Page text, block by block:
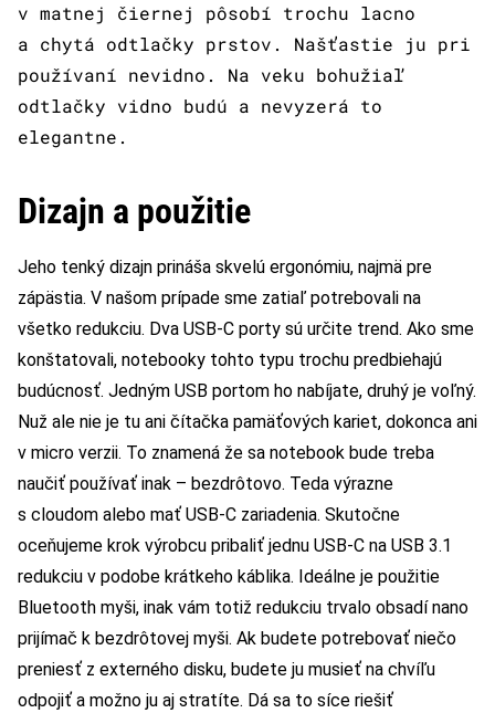
v matnej čiernej pôsobí trochu lacno
a chytá odtlačky prstov. Našťastie ju pri
používaní nevidno. Na veku bohužiaľ
odtlačky vidno budú a nevyzerá to
elegantne.
Dizajn a použitie
Jeho tenký dizajn prináša skvelú ergonómiu, najmä pre
zápästia. V našom prípade sme zatiaľ potrebovali na
všetko redukciu. Dva USB-C porty sú určite trend. Ako sme
konštatovali, notebooky tohto typu trochu predbiehajú
budúcnosť. Jedným USB portom ho nabíjate, druhý je voľný.
Nuž ale nie je tu ani čítačka pamäťových kariet, dokonca ani
v micro verzii. To znamená že sa notebook bude treba
naučiť používať inak – bezdrôtovo. Teda výrazne
s cloudom alebo mať USB-C zariadenia. Skutočne
oceňujeme krok výrobcu pribaliť jednu USB-C na USB 3.1
redukciu v podobe krátkeho káblika. Ideálne je použitie
Bluetooth myši, inak vám totiž redukciu trvalo obsadí nano
prijímač k bezdrôtovej myši. Ak budete potrebovať niečo
preniesť z externého disku, budete ju musieť na chvíľu
odpojiť a možno ju aj stratíte. Dá sa to síce riešiť